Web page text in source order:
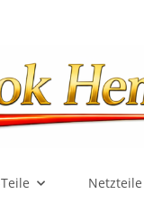
Netzteile